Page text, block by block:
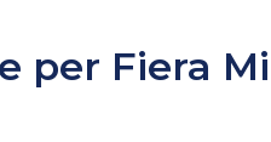
per Fiera